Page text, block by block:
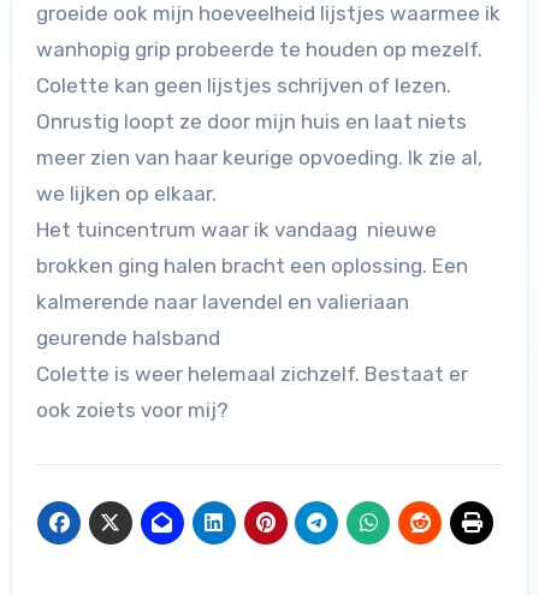
groeide ook mijn hoeveelheid lijstjes waarmee ik
wanhopig grip probeerde te houden op mezelf.
Colette kan geen lijstjes schrijven of lezen.
Onrustig loopt ze door mijn huis en laat niets
meer zien van haar keurige opvoeding. Ik zie al,
we lijken op elkaar.
Het tuincentrum waar ik vandaag nieuwe
brokken ging halen bracht een oplossing. Een
kalmerende naar lavendel en valieriaan
geurende halsband
Colette is weer helemaal zichzelf. Bestaat er
ook zoiets voor mij?